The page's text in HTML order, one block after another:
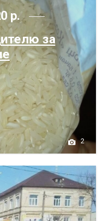
р.
за
2